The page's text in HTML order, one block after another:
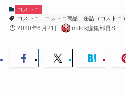
コストコ
コストコ
コストコ商品 缶詰（コストコ）
2020年6月21日 mitok編集部員S